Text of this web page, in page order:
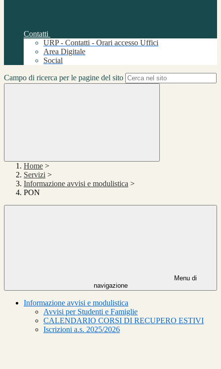
Contatti
URP - Contatti - Orari accesso Uffici
Area Digitale
Social
Campo di ricerca per le pagine del sito
Home >
Servizi >
Informazione avvisi e modulistica >
PON
Menu di
navigazione
Informazione avvisi e modulistica
Avvisi per Studenti e Famiglie
CALENDARIO CORSI DI RECUPERO ESTIVI
Iscrizioni a.s. 2025/2026